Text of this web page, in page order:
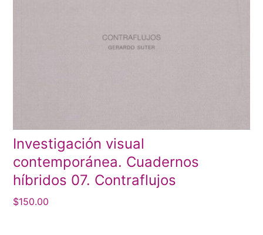
Investigación visual
contemporánea. Cuadernos
híbridos 07. Contraflujos
$150.00